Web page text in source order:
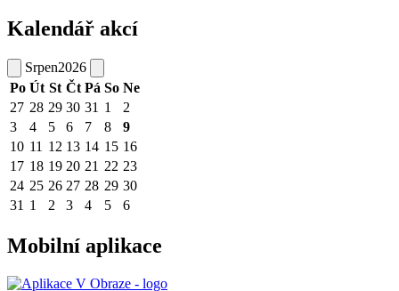
Kalendář akcí
Srpen2026
Po Út St Čt Pá So Ne
27 28 29 30 31 1
2
3
4 5 6 7 8
9
10 11 12 13 14 15 16
17 18 19 20 21 22 23
24 25 26 27 28 29 30
31 1 2 3 4 5 6
Mobilní aplikace